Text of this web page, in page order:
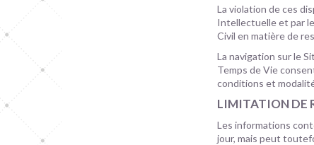
La violation de ces
Intellectuelle et par
Civil en matière de
La navigation sur le
Temps de Vie
conditions et
LIMITATION DE
Les informations
jour, mais peut